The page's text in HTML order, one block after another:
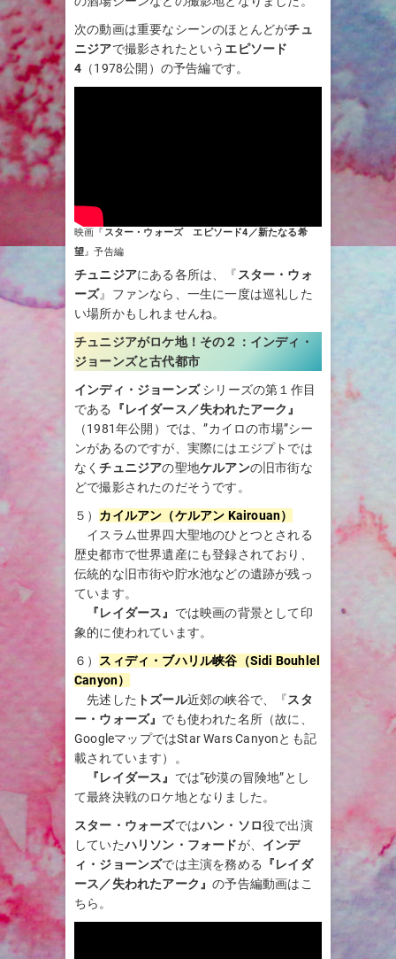
次の動画は重要なシーンのほとんどがチュ
ニジアで撮影されたという エピソード
4 （1978公開）の予告編です。
映画『 スター・ウォーズ エピソード4／新たなる希
望』予告編
チュニジアにある各所は、『スター・ウォ
ーズ』ファンなら、一生に一度は巡礼した
い場所かもしれませんね。
チュニジアがロケ地！その２： インディ・
ジョーンズと古代都市
インディ・ジョーンズシリーズの第１作目
である
『レイダース／失われたアーク』
（1981年公開）では、”カイロの市場”シー
ンがあるのですが、実際にはエジプトでは
なくチュニジアの聖地ケルアンの旧市街な
どで撮影されたのだそうです。
５） カイルアン（ケルアン Kairouan）
イスラム世界四大聖地のひとつとされる
歴史都市で世界遺産にも登録されており、
伝統的な旧市街や貯水池などの遺跡が残っ
ています。
『レイダース』 では映画の背景として印
象的に使われています。
６） スィディ・ブハリル峡谷（Sidi Bouhlel
Canyon）
先述した トズール近郊の峡谷で、『スタ
ー・ウォーズ』 でも使われた名所（故に、
GoogleマップではStar Wars Canyonとも記
載されています）。
『レイダース』 では“砂漠の冒険地”とし
て最終決戦のロケ地となりました。
スター・ウォーズではハン・ソロ役で出演
していたハリソン・フォードが、 インデ
ィ・ジョーンズでは主演を務める
『レイダ
ース／失われたアーク』の予告編動画はこ
ちら。